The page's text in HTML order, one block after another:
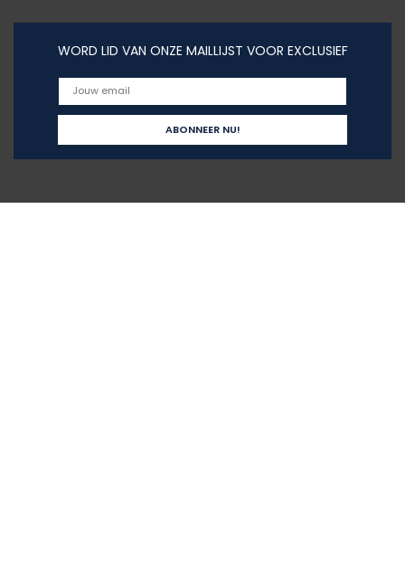
WORD LID VAN ONZE MAILLIJST VOOR EXCLUSIEF